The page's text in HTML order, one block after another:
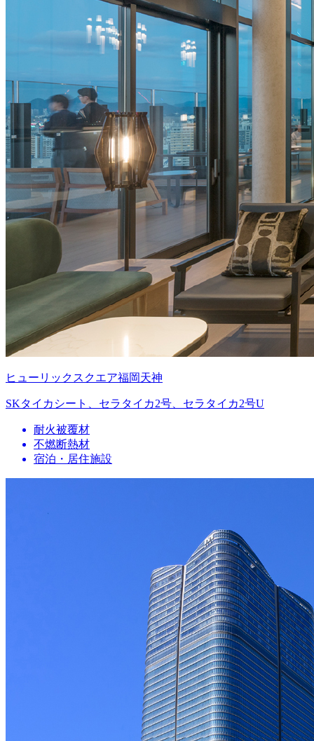
ヒューリックスクエア福岡天神
SKタイカシート、セラタイカ2号、セラタイカ2号U
耐火被覆材
不燃断熱材
宿泊・居住施設